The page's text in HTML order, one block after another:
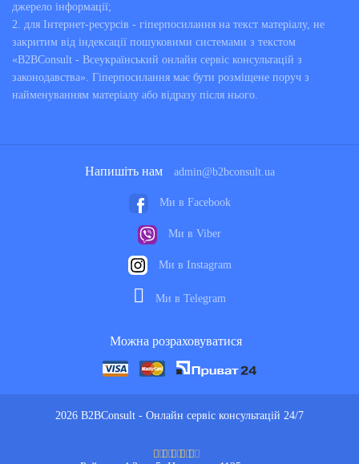
джерело інформації;
2. для Інтернет-ресурсів - гіперпосилання на текст матеріалу, не
закритим від індексації пошуковими системами з текстом
«B2BConsult - Всеукраїнський онлайн сервіс консультацій з
законодавства». Гіперпосилання має бути розміщене поруч з
найменуванням матеріалу або відразу після нього.
2026 B2BConsult - Онлайн сервіс консультацій 24/7
Напишіть нам admin@b2bconsult.ua
Ми в Facebook
Ми в Viber
Ми в Instagram
Ми в Telegram
Можна розраховуватися